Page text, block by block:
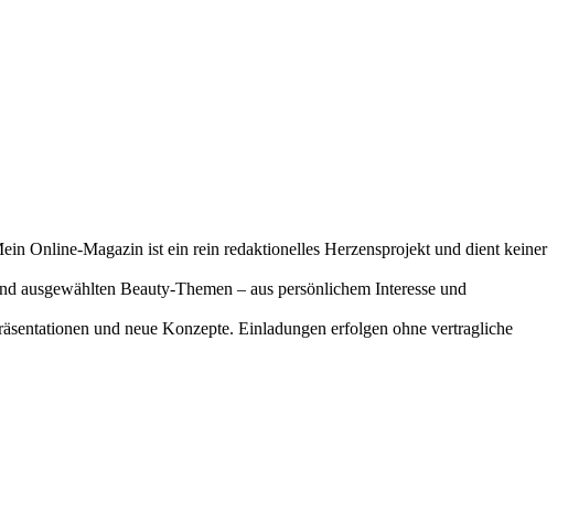
Online-Magazin ist ein rein redaktionelles Herzensprojekt und dient keiner
Beauty-Themen – aus persönlichem Interesse und
und neue Konzepte. Einladungen erfolgen ohne vertragliche